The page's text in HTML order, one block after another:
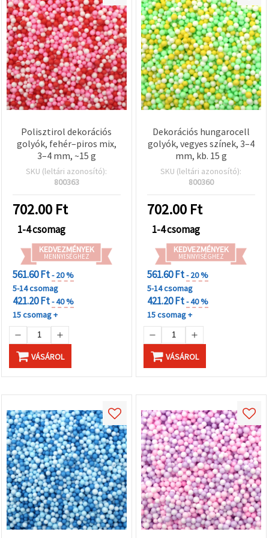
Polisztirol dekorációs
golyók, fehér–piros mix,
3–4 mm, ~15 g
SKU (leltári azonosító):
800363
702.00 Ft
1-4 csomag
KEDVEZMÉNYEK
MENNYISÉGHEZ
561.60 Ft- 20 %
5-14 csomag
421.20 Ft- 40 %
15 csomag +
VÁSÁROL
Dekorációs hungarocell
golyók, vegyes színek, 3–4
mm, kb. 15 g
SKU (leltári azonosító):
800360
702.00 Ft
1-4 csomag
KEDVEZMÉNYEK
MENNYISÉGHEZ
561.60 Ft- 20 %
5-14 csomag
421.20 Ft- 40 %
15 csomag +
VÁSÁROL